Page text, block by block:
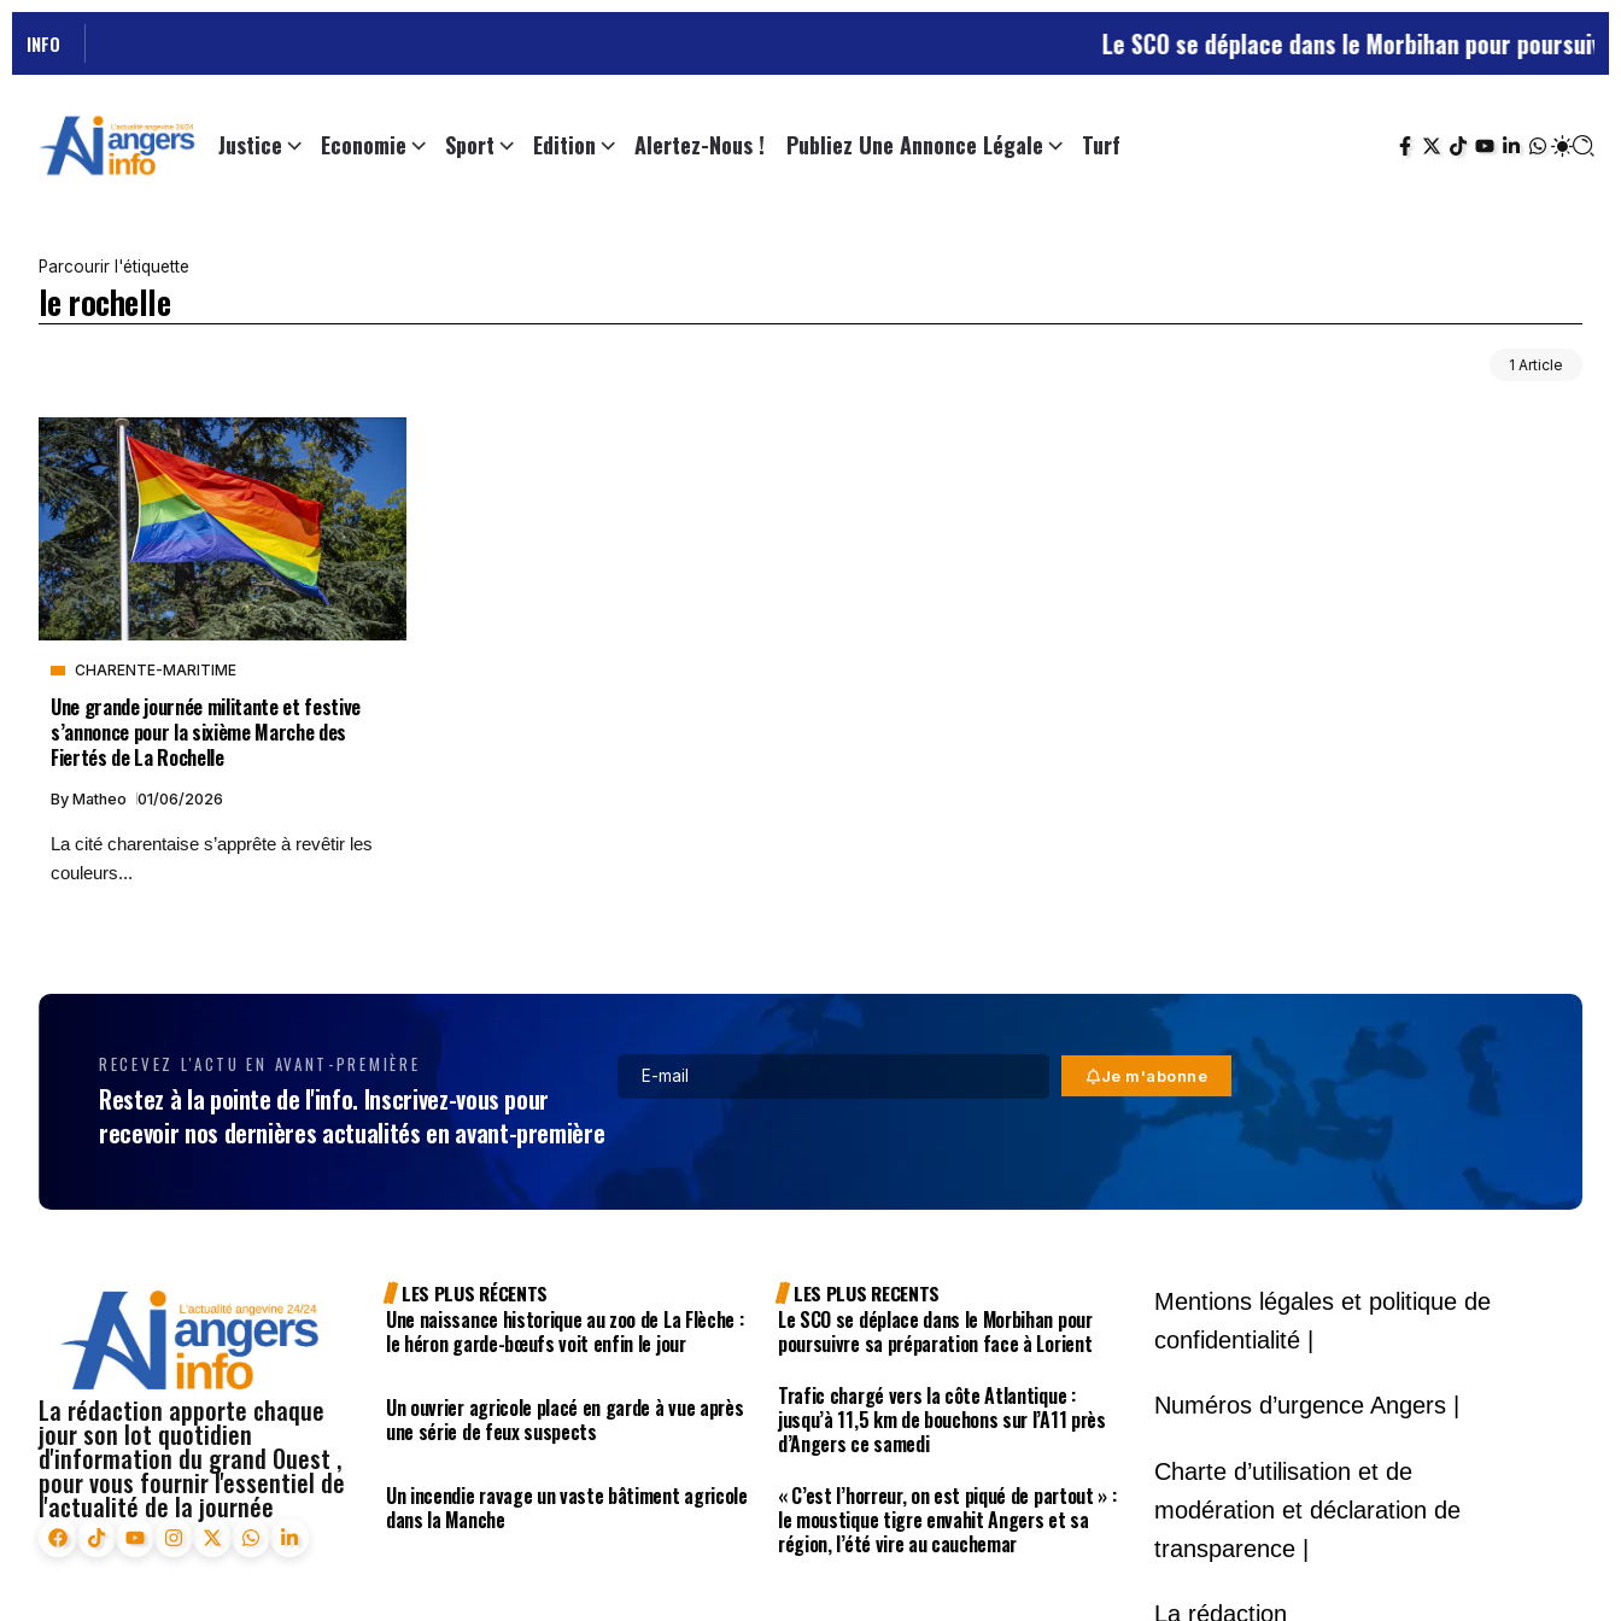
INFO Le SCO se déplace dans le Morbihan pour
Justice Economie Sport Edition Alertez-Nous ! Publiez Une Annonce Légale Turf
Parcourir l'étiquette
le rochelle
1 Article
CHARENTE-MARITIME
Une grande journée militante et festive
s’annonce pour la sixième Marche des
Fiertés de La Rochelle
By Matheo 01/06/2026
La cité charentaise s’apprête à revêtir les
couleurs...
RECEVEZ L'ACTU EN AVANT-PREMIÈRE
Restez à la pointe de l'info. Inscrivez-vous pour
recevoir nos dernières actualités en avant-première
Je m'abonne
La rédaction apporte chaque
jour son lot quotidien
d'information du grand Ouest ,
pour vous fournir l'essentiel de
l'actualité de la journée
LES PLUS RÉCENTS
Une naissance historique au zoo de La Flèche :
le héron garde-bœufs voit enfin le jour
Un ouvrier agricole placé en garde à vue après
une série de feux suspects
Un incendie ravage un vaste bâtiment agricole
dans la Manche
LES PLUS RECENTS
Le SCO se déplace dans le Morbihan pour
poursuivre sa préparation face à Lorient
Trafic chargé vers la côte Atlantique :
jusqu’à 11,5 km de bouchons sur l’A11 près
d’Angers ce samedi
« C’est l’horreur, on est piqué de partout » :
le moustique tigre envahit Angers et sa
région, l’été vire au cauchemar
Mentions légales et politique de
confidentialité |
Numéros d’urgence Angers |
Charte d’utilisation et de
modération et déclaration de
transparence |
La rédaction